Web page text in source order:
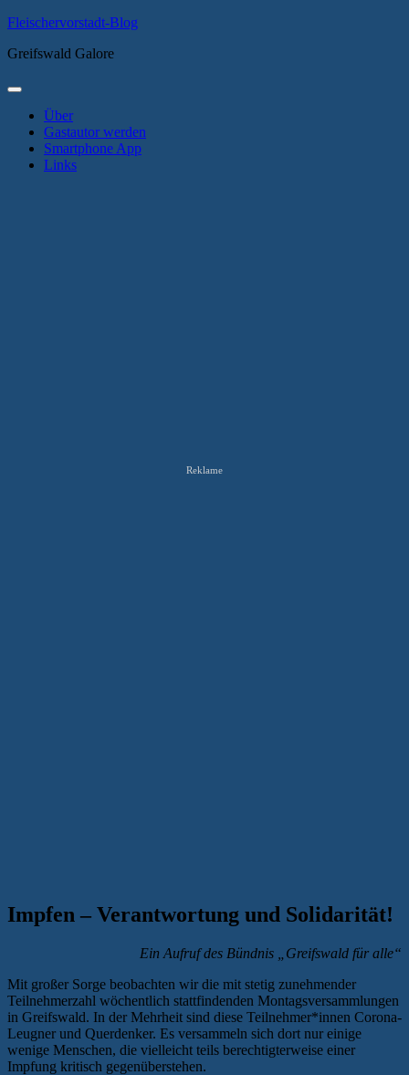
Zum
springen
Fleischervorstadt-Blog
Greifswald Galore
Primäres
Über
Gastautor werden
Smartphone App
Links
Reklame
Impfen – Verantwortung und Solidarität!
Ein Aufruf des Bündnis „Greifswald für alle“
Mit großer Sorge beobachten wir die mit stetig zunehmender
Teilnehmerzahl wöchentlich stattfindenden Montagsversammlungen
in Greifswald. In der Mehrheit sind diese Teilnehmer*innen Corona-
Leugner und Querdenker. Es versammeln sich dort nur einige
wenige Menschen, die vielleicht teils berechtigterweise einer
Impfung kritisch gegenüberstehen.